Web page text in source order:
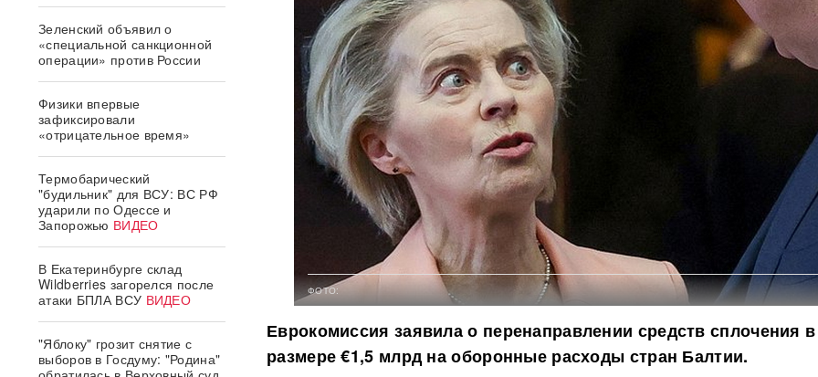
Зеленский объявил о
«специальной санкционной
операции» против России
Физики впервые
зафиксировали
«отрицательное время»
Термобарический
"будильник" для ВСУ: ВС РФ
ударили по Одессе и
Запорожью ВИДЕО
В Екатеринбурге склад
Wildberries загорелся после
атаки БПЛА ВСУ ВИДЕО
"Яблоку" грозит снятие с
выборов в Госдуму: "Родина"
ФОТО:
Еврокомиссия заявила о перенаправлении средств сплочения в
размере €1,5 млрд на оборонные расходы стран Балтии.